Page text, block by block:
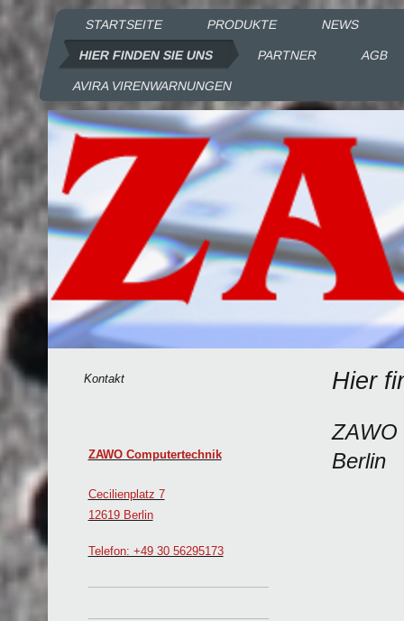
STARTSEITE PRODUKTE NEWS
HIER FINDEN SIE UNS PARTNER AGB
AVIRA VIRENWARNUNGEN
Hier
ZAWO
Berlin
Kontakt
ZAWO Computertechnik
Cecilienplatz 7
12619 Berlin
Telefon: +49 30 56295173